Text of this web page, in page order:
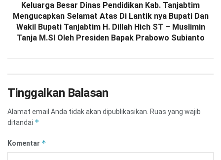
Keluarga Besar Dinas Pendidikan Kab. Tanjabtim
Mengucapkan Selamat Atas Di Lantik nya Bupati Dan
Wakil Bupati Tanjabtim H. Dillah Hich ST – Muslimin
Tanja M.SI Oleh Presiden Bapak Prabowo Subianto
Tinggalkan Balasan
Alamat email Anda tidak akan dipublikasikan. Ruas yang wajib
ditandai *
Komentar *